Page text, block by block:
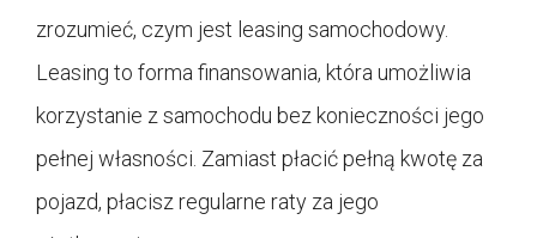
zrozumieć, czym jest leasing samochodowy.
Leasing to forma finansowania, która umożliwia
korzystanie z samochodu bez konieczności jego
pełnej własności. Zamiast płacić pełną kwotę za
pojazd, płacisz regularne raty za jego